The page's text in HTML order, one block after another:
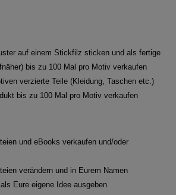
auf einem Stickfilz sticken und als fertige
bis zu 100 Mal pro Motiv verkaufen
verzierte Teile (Kleidung, Taschen etc.)
bis zu 100 Mal pro Motiv verkaufen
und eBooks verkaufen und/oder
verändern und in Eurem Namen
Eure eigene Idee ausgeben